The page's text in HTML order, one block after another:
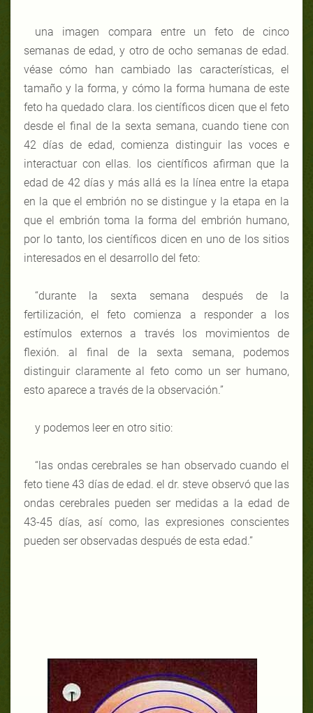
una imagen compara entre un feto de cinco
semanas de edad, y otro de ocho semanas de edad.
véase cómo han cambiado las características, el
tamaño y la forma, y cómo la forma humana de este
feto ha quedado clara. los científicos dicen que el feto
desde el final de la sexta semana, cuando tiene con
42 días de edad, comienza distinguir las voces e
interactuar con ellas. los científicos afirman que la
edad de 42 días y más allá es la línea entre la etapa
en la que el embrión no se distingue y la etapa en la
que el embrión toma la forma del embrión humano,
por lo tanto, los científicos dicen en uno de los sitios
interesados en el desarrollo del feto:
“durante la sexta semana después de la
fertilización, el feto comienza a responder a los
estímulos externos a través los movimientos de
flexión. al final de la sexta semana, podemos
distinguir claramente al feto como un ser humano,
esto aparece a través de la observación.”
y podemos leer en otro sitio:
“las ondas cerebrales se han observado cuando el
feto tiene 43 días de edad. el dr. steve observó que las
ondas cerebrales pueden ser medidas a la edad de
43-45 días, así como, las expresiones conscientes
pueden ser observadas después de esta edad.”